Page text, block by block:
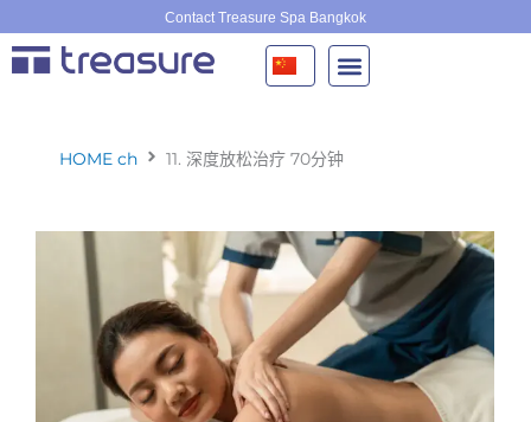
至
内
Contact Treasure Spa Bangkok
HOME ch 11. 深度放松治疗 70分钟